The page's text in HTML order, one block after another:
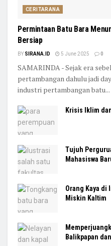
CERITARANA
Permintaan Batu Bara
Bersiap
BY SIRANA.ID 5 June 2025 0
SAMARINDA - Sejak era
pertambangan dahulu jadi
industri pertambangan batu...
Krisis Iklim
Tujuh
Mahasiswa
Orang Kaya di
Miskin Kaltim
Balikpapan